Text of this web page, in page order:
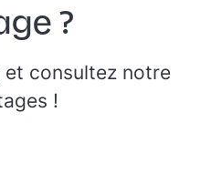
?
et consultez notre
!